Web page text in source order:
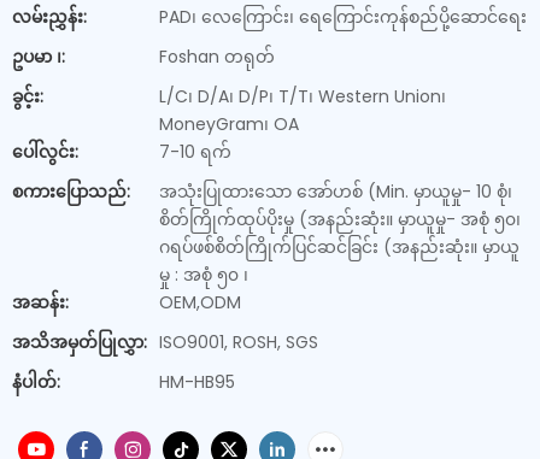
လမ်းညွှန်း:
PAD၊ လေကြောင်း၊ ရေကြောင်းကုန်စည်ပို့ဆောင်ရေး
ဥပမာ ၊:
Foshan တရုတ်
ခွင့်း:
L/C၊ D/A၊ D/P၊ T/T၊ Western Union၊
MoneyGram၊ OA
ပေါ်လွင်း:
7-10 ရက်
စကားပြောသည်:
အသုံးပြုထားသော အော်ဟစ် (Min. မှာယူမှု- 10 စုံ၊
စိတ်ကြိုက်ထုပ်ပိုးမှု (အနည်းဆုံး။ မှာယူမှု- အစုံ ၅၀၊
ဂရပ်ဖစ်စိတ်ကြိုက်ပြင်ဆင်ခြင်း (အနည်းဆုံး။ မှာယူ
မှု : အစုံ ၅၀ ၊
အဆန်း:
OEM,ODM
အသိအမှတ်ပြုလွှာ: ISO9001, ROSH, SGS
နံပါတ်:
HM-HB95